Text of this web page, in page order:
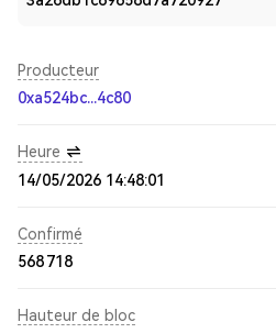
Producteur
0xa524bc...4c80
Heure
14/05/2026 14:48:01
Confirmé
568 718
Hauteur de bloc